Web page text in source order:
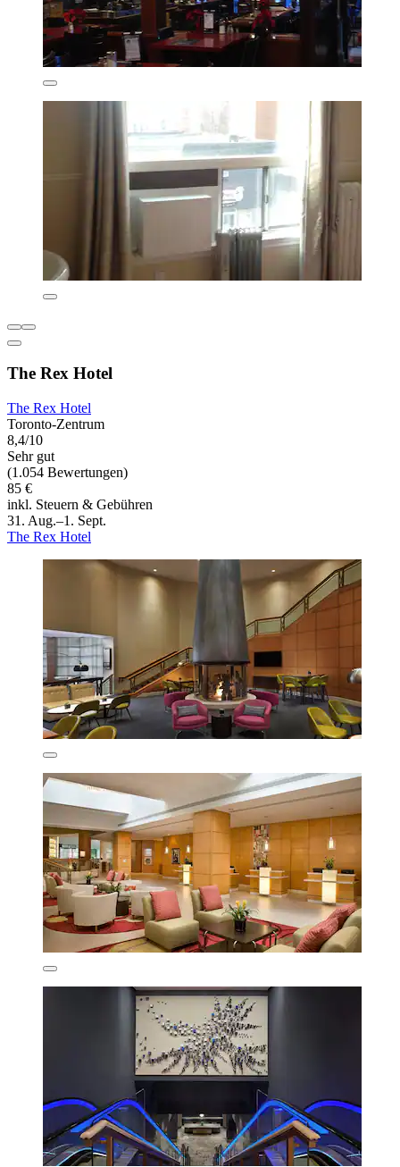
The Rex Hotel
The Rex Hotel
Toronto-Zentrum
8,4/10
Sehr gut
(1.054 Bewertungen)
85 €
inkl. Steuern & Gebühren
31. Aug.–1. Sept.
The Rex Hotel